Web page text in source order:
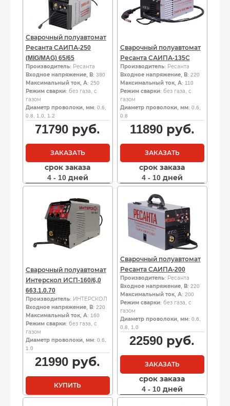
Сварочный полуавтомат
Ресанта САИПА-250
(MIG/MAG) 65/65
Производитель: Ресанта
Входное напряжение, В: 380
Максимальный ток, А: 250
Режим сварки: без газа, с
газом
Диаметр проволоки, мм: 0.6,
0.8, 1.0, 1.2
71790 руб.
ЗАКАЗАТЬ
срок заказа
4 - 10 дней
Сварочный полуавтомат
Ресанта САИПА-135С
Производитель: Ресанта
Входное напряжение, В: 220
Максимальный ток, А: 110
Режим сварки: без газа, с
газом
Диаметр проволоки, мм: 0.6,
0.8
11890руб.
ЗАКАЗАТЬ
срок заказа
4 - 10 дней
Сварочный полуавтомат
Интерскол ИСП-160/6,0
663.1.0.70
Производитель: ИНТЕРСКОЛ
Входное напряжение, В: 220
Максимальный ток, А: 160
Режим сварки: без газа, с
газом
Диаметр проволоки, мм: 0.6,
1.0
21990 руб.
КУПИТЬ
Сварочный полуавтомат
Ресанта САИПА-200
Производитель: Ресанта
Входное напряжение, В: 220
Максимальный ток, А: 200
Режим сварки: без газа, с
газом
Диаметр проволоки, мм: 0.6,
0.8, 1.0
22590 руб.
ЗАКАЗАТЬ
срок заказа
4 - 10 дней